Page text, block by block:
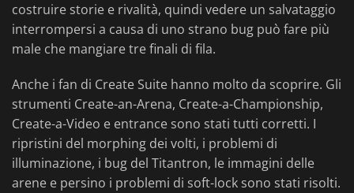
costruire storie e rivalità, quindi vedere un salvataggio
interrompersi a causa di uno strano bug può fare più
male che mangiare tre finali di fila.
Anche i fan di Create Suite hanno molto da scoprire. Gli
strumenti Create-an-Arena, Create-a-Championship,
Create-a-Video e entrance sono stati tutti corretti. I
ripristini del morphing dei volti, i problemi di
illuminazione, i bug del Titantron, le immagini delle
arene e persino i problemi di soft-lock sono stati risolti.